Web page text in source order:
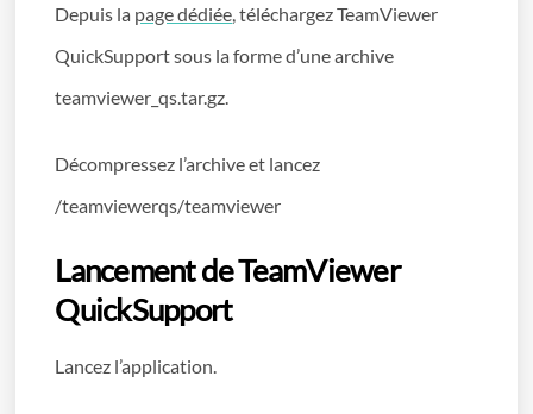
Depuis la page dédiée, téléchargez TeamViewer
QuickSupport sous la forme d’une archive
teamviewer_qs.tar.gz.
Décompressez l’archive et lancez
/teamviewerqs/teamviewer
Lancement de TeamViewer
QuickSupport
Lancez l’application.